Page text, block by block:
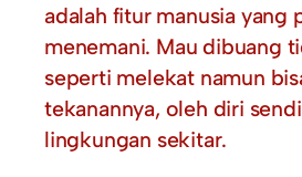
adalah fitur manusia yang
menemani. Mau dibuang
seperti melekat namun
tekanannya, oleh diri
lingkungan sekitar.